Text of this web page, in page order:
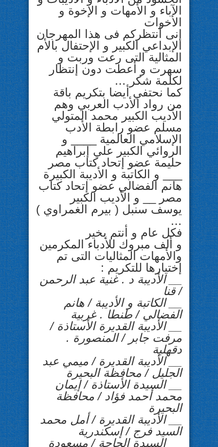
الآباء و الأمهات و الإخوة و
الأخوات
إنى أنتظركم فى هذا المهرجان
الإبداعي الكبير و الإحتفال بالأم
المثالية التى رعت وربت و
سهرت و أعطت دون إنتظار
لكلمة شكر …
كما نحتفي أيضا بتكريم باقة
من رواد الأدب العربي وهم
الأديب الكبير محمد المتولي
مسلم عضو رابطة الأدب
الإسلامي العالمية ____ و
الروائي الكبير علي إبراهيم
حليمة عضو إتحاد كتاب مصر
___ و الكاتبة و الأديبة الكبيرة
هانم الفضالي عضو إتحاد كتاب
مصر __ و الأديب الكبير
يوسف سنبل ( بيرم الغمراوي )
…
فكل عام و أنتم بخير
و ألف مبروك للأدباء المكرمين
والأمهات المثاليات التى تم
إختيارها للتكريم :
__ الأديبة د . غنية عبد الرحمن
/ قنا
__ الكاتبة و الأديبة / هانم
الفضالي / طنطا . غربية
__ الأديبة القديرة الأستاذة /
مرفت جابر / المنصورة .
دقهلية
__ الأديبة القديرة / ميمي عبد
الجليل / محافظة البحيرة
__ السيدة الأستاذة / إيمان
محمد أحمد فؤاد / محافظة
البحيرة
__ الأديبة القديرة / أمل محمد
السيد فرج / إسكندرية
__ السيدة الحاجة / مسعودة